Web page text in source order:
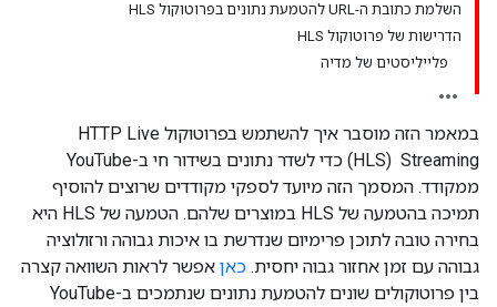
השלמת כתובת ה-URL להטמעת נתונים בפרוטוקול HLS
הדרישות של פרוטוקול HLS
פלייליסטים של מדיה
במאמר הזה מוסבר איך להשתמש בפרוטוקול HTTP Live
Streaming ‏ (HLS) כדי לשדר נתונים בשידור חי ב-YouTube
ממקודד. המסמך הזה מיועד לספקי מקודדים שרוצים להוסיף
תמיכה בהטמעה של HLS במוצרים שלהם. הטמעה של HLS היא
בחירה טובה לתוכן פרימיום שנדרשת בו איכות גבוהה ורזולוציה
גבוהה עם זמן אחזור גבוה יחסית. כאן אפשר לראות השוואה קצרה
בין פרוטוקולים שונים להטמעת נתונים שנתמכים ב-YouTube